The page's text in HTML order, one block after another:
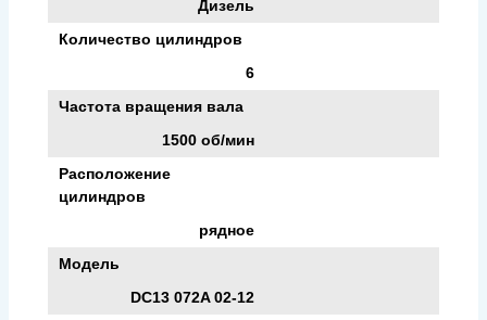
Дизель
Количество цилиндров
6
Частота вращения вала
1500 об/мин
Расположение
цилиндров
рядное
Модель
DC13 072A 02-12